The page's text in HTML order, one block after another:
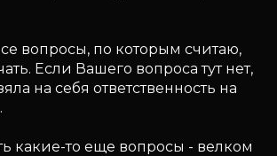
вопросы, по которым считаю,
Если Вашего вопроса тут нет,
на себя ответственность на
какие-то еще вопросы - велком